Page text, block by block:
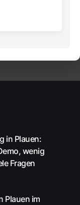
in Plauen:
wenig
Fragen
Plauen im